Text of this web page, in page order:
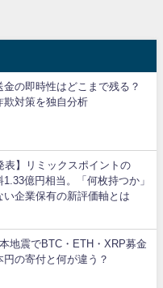
金の即時性はどこまで残る？
欺対策を独自分析
表】リミックスポイントの
1.33億円相当。「何枚持つか」
い企業保有の新評価軸とは
地震でBTC・ETH・XRP募金
円の寄付と何が違う？